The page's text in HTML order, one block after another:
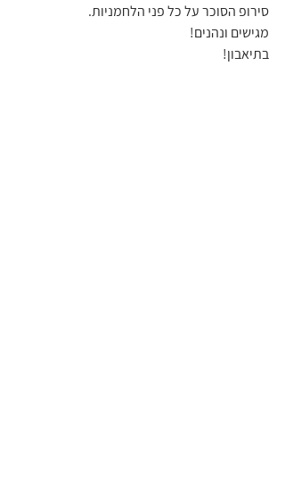
סירופ הסוכר על כל פני הלחמניות.
מגישים ונהנים!
בתיאבון!